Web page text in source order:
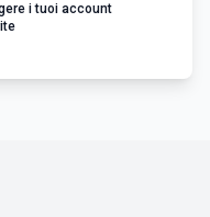
i tuoi account